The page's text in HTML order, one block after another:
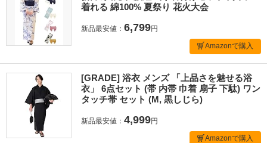
着れる 綿100% 夏祭り 花火大会
新品最安値： 6,799円
Amazonで購入
[GRADE] 浴衣 メンズ 「上品さを魅せる浴
衣」 6点セット (帯 内帯 巾着 扇子 下駄) ワン
タッチ帯 セット (M, 黒しじら)
新品最安値： 4,999円
Amazonで購入